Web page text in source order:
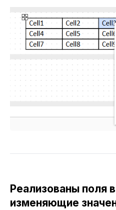
Реализованы поля
изменяющие